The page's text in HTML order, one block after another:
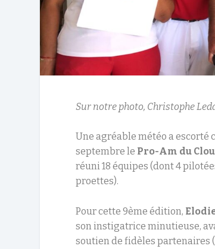
Sur notre photo, Christophe
Une agréable météo a escorté
septembre le Pro-Am du Clou
réuni 18 équipes (dont 4
proettes).
Pour cette 9ème édition,
son instigatrice minutieuse,
soutien de fidèles partenaires